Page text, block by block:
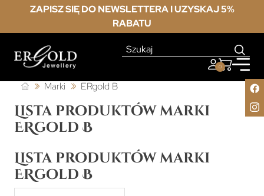
ZAPISZ SIĘ DO NEWSLETTERA I UZYSKAJ 5%
RABATU
0
Marki ERgold B
Lista produktów marki
ERgold B
Lista produktów marki
ERgold B